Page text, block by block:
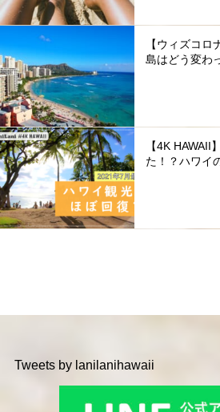
【ウィズコ
島はどう変わ
【4K HAWAII
た！？ハワイ
Tweets by lanilanihawaii